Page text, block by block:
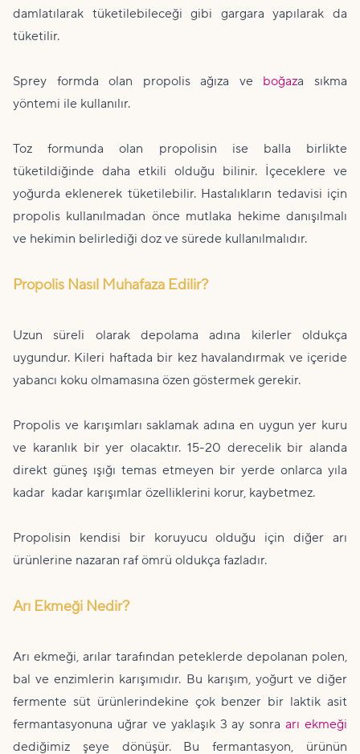
damlatılarak tüketilebileceği gibi gargara yapılarak da
tüketilir.
Sprey formda olan propolis ağıza ve boğaza sıkma
yöntemi ile kullanılır.
Toz formunda olan propolisin ise balla birlikte
tüketildiğinde daha etkili olduğu bilinir. İçeceklere ve
yoğurda eklenerek tüketilebilir. Hastalıkların tedavisi için
propolis kullanılmadan önce mutlaka hekime danışılmalı
ve hekimin belirlediği doz ve sürede kullanılmalıdır.
Propolis Nasıl Muhafaza Edilir?
Uzun süreli olarak depolama adına kilerler oldukça
uygundur. Kileri haftada bir kez havalandırmak ve içeride
yabancı koku olmamasına özen göstermek gerekir.
Propolis ve karışımları saklamak adına en uygun yer kuru
ve karanlık bir yer olacaktır. 15-20 derecelik bir alanda
direkt güneş ışığı temas etmeyen bir yerde onlarca yıla
kadar kadar karışımlar özelliklerini korur, kaybetmez.
Propolisin kendisi bir koruyucu olduğu için diğer arı
ürünlerine nazaran raf ömrü oldukça fazladır.
Arı Ekmeği Nedir?
Arı ekmeği, arılar tarafından peteklerde depolanan polen,
bal ve enzimlerin karışımıdır. Bu karışım, yoğurt ve diğer
fermente süt ürünlerindekine çok benzer bir laktik asit
fermantasyonuna uğrar ve yaklaşık 3 ay sonraarı ekmeği
dediğimiz şeye dönüşür. Bu fermantasyon, ürünün